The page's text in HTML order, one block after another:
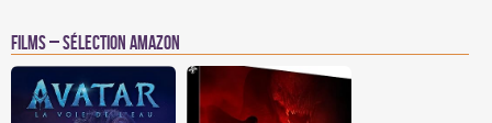
Films – Sélection Amazon